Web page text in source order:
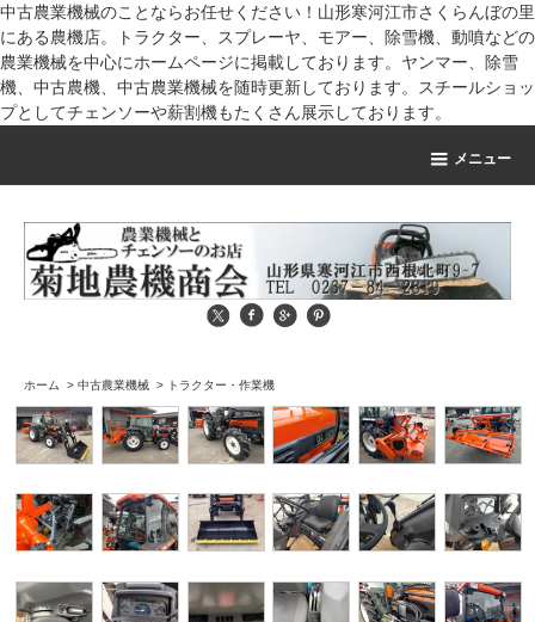
中古農業機械のことならお任せください！山形寒河江市さくらんぼの里
にある農機店。トラクター、スプレーヤ、モアー、除雪機、動噴などの
農業機械を中心にホームページに掲載しております。ヤンマー、除雪
機、中古農機、中古農業機械を随時更新しております。スチールショッ
プとしてチェンソーや薪割機もたくさん展示しております。
メニュー
ホーム > 中古農業機械 > トラクター・作業機